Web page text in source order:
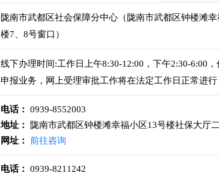
陇南市武都区社会保障分中心（陇南市武都区钟楼滩
楼7、8号窗口）
线下办理时间:工作日上午8:30-12:00，下午2:30-6:00
申报业务，网上受理审批工作将在法定工作日正常进行
电话：
0939-8552003
地址：
陇南市武都区钟楼滩幸福小区13号楼社保大厅
网址：
前往咨询
电话：
0939-8211242